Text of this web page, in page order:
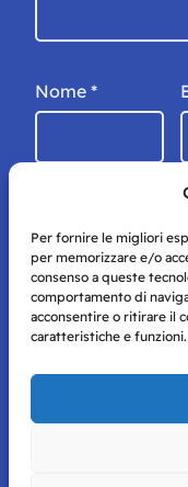
Per fornire le migliori
per memorizzare e/o
consenso a queste
comportamento di
acconsentire o ritirare il
caratteristiche e funzioni.
Nome *
Storie di Napoli è una
per mero scopo